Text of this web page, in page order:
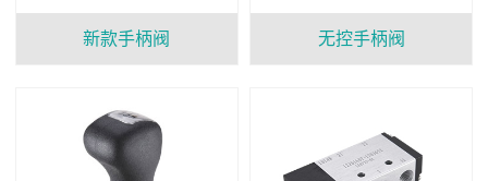
新款手柄阀 无控手柄阀